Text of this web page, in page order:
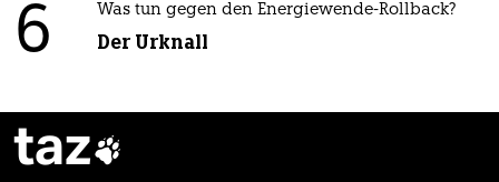
6 Was tun gegen den Energiewende-Rollback?
Der Urknall
taz